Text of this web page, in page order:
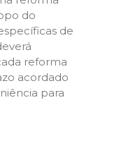
do
de
reforma
acordado
para